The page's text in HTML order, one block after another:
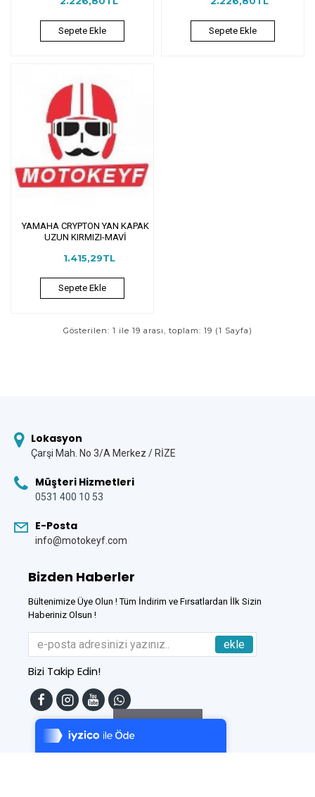
Tek Tıkla Ödeme Kolaylığı
7/24 Canlı Destek
%100 Sorunsuz Alışveriş
Sepete Ekle Sepete Ekle
YAMAHA CRYPTON YAN KAPAK
UZUN KIRMIZI-MAVİ
1.415,29TL
Sepete Ekle
Gösterilen: 1 ile 19 arası, toplam: 19 (1 Sayfa)
Lokasyon
Çarşi Mah. No 3/A Merkez / RİZE
Müşteri Hizmetleri
0531 400 10 53
E-Posta
info@motokeyf.com
Bizden Haberler
Bültenimize Üye Olun ! Tüm İndirim ve Fırsatlardan İlk Sizin
Haberiniz Olsun !
ekle
Bizi Takip Edin!
Filtreleme